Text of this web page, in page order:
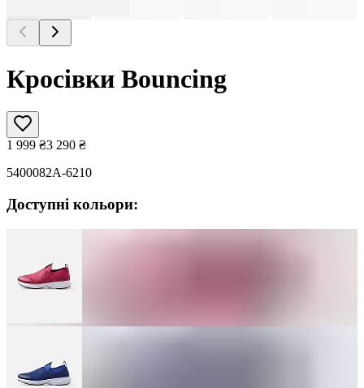
Кросівки Bouncing
1 999 ₴3 290 ₴
5400082A-6210
Доступні кольори: